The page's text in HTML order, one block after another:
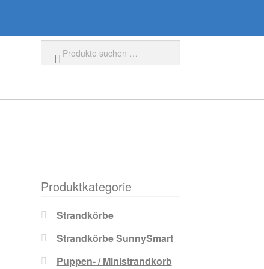
Produktkategorie
Strandkörbe
Strandkörbe SunnySmart
Puppen- / Ministrandkorb